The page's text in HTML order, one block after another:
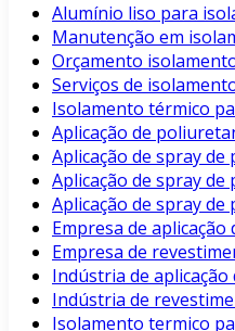
Alumínio liso para
Manutenção em
Orçamento
Serviços de
Isolamento térmico
Aplicação de
Aplicação de spray
Aplicação de spray
Aplicação de spray
Empresa de
Empresa de
Indústria de
Indústria de
Isolamento termico